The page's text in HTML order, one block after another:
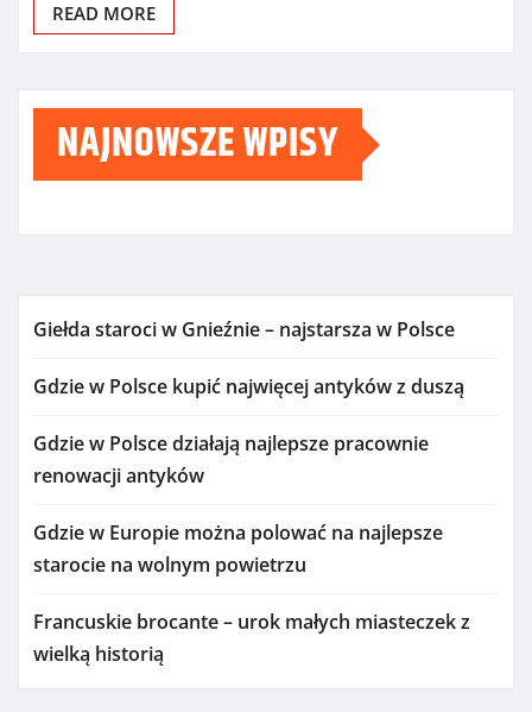
READ MORE
NAJNOWSZE WPISY
Giełda staroci w Gnieźnie – najstarsza w Polsce
Gdzie w Polsce kupić najwięcej antyków z duszą
Gdzie w Polsce działają najlepsze pracownie
renowacji antyków
Gdzie w Europie można polować na najlepsze
starocie na wolnym powietrzu
Francuskie brocante – urok małych miasteczek z
wielką historią